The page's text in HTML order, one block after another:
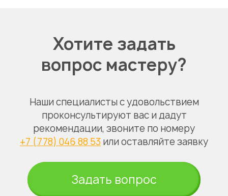
Хотите задать
вопрос мастеру?
Наши специалисты с удовольствием
проконсультируют вас и дадут
рекомендации, звоните по номеру
+7 (778) 046 88 53 или оставляйте заявку
Задать вопрос